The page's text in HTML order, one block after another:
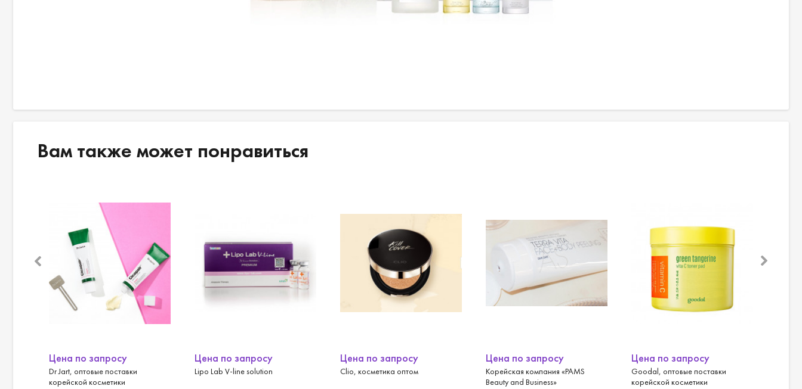
Вам также может понравиться
Цена по запросу
Dr Jart, оптовые поставки
корейской косметики
Цена по запросу
Lipo Lab V-line solution
Цена по запросу
Clio, косметика оптом
Цена по запросу
Корейская компания «PAMS
Beauty and Business»
Цена по запросу
Goodal, оптовые поставки
корейской косметики